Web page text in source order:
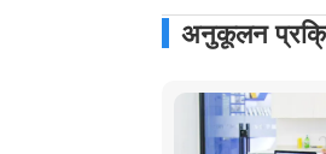
अनुकूलन